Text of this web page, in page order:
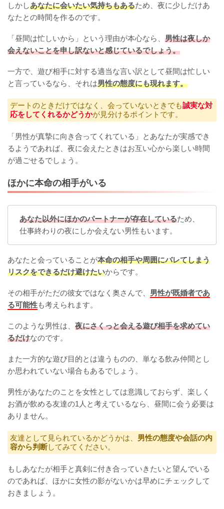
しかしあなたに会いたい気持ちもあるため、夜に少しだけあ
なたとの時間を作るのです。
「昼間は忙しいから」という理由が本心なら、 男性は夜しか
会えないことを申し訳ないと感じているでしょう。
一方で、遊び相手に対する適当な言い訳として昼間は忙しい
と言っているなら、それは男性の態度にも現れます。
デートのときだけではなく、会っていないときでも誠実な対
応をしてくれるかどうかが見分けるポイントです。
「男性が真摯に向き合ってくれている」とあなたが実感でき
るようであれば、夜に会えたときはお互い心から楽しい時間
が過ごせるでしょう。
ほかに本命の相手がいる
あなた以外にほかのパートナーが存在しているため、
仕事終わりの夜にしか会えない男性もいます。
あなたと会っていることが本命の相手や周囲にバレてしまう
リスクをできるだけ避けたいからです。
その相手がただの彼女ではなく奥さんで、 男性が既婚者であ
る可能性も考えられます。
このような男性は、 夜にさくっと会える遊び相手を求めてい
るだけなのです。
また一方的な遊び目的とは違うものの、単なる飲み仲間とし
か思われていない場合もあるでしょう。
男性があなたのことを女性としては意識しておらず、楽しく
お酒が飲める友達の1人と考えているなら、昼間に会う必要は
ありません。
友達として見られているかどうかは、 男性の態度や会話の内
容から判断してみてください。
もしあなたが相手と真剣に付き合っていきたいと望んでいる
のであれば、ほかに女性の影がないかは早めにチェックして
おきましょう。